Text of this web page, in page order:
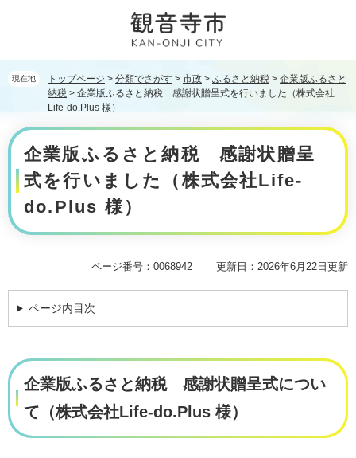
て
現在地 トップページ > 分類でさがす > 市政 > ふるさと納税 > 企業版ふるさと
納税 > 企業版ふるさと納税 感謝状贈呈式を行いました（株式会社
Life-do.Plus 様）
本
文
企業版ふるさと納税 感謝状贈呈
式を行いました（株式会社Life-
do.Plus 様）
ページ番号：0068942 更新日：2026年6月22日更新
ページ内目次
企業版ふるさと納税 感謝状贈呈式につい
て（株式会社Life-do.Plus 様）